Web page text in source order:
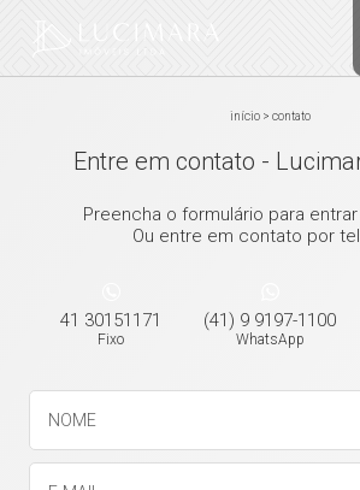
início> contato
Entre em contato -
Preencha o formulário para
Ou entre em contato por
41 30151171
Fixo
(41) 9 9197-1100
WhatsApp